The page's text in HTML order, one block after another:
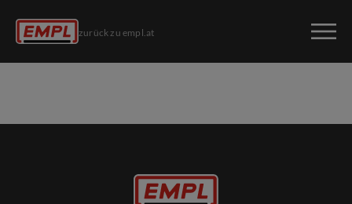
zurück zu empl.at